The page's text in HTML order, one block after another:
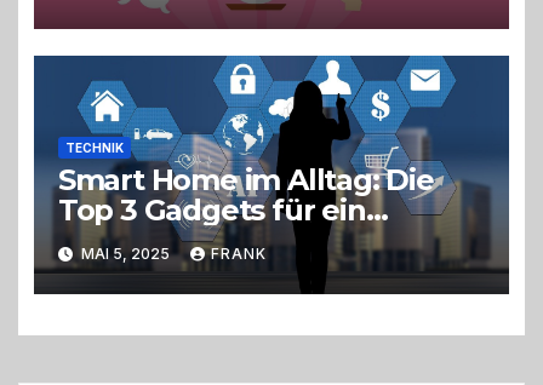
TECHNIK
Smart Home im Alltag: Die
Top 3 Gadgets für ein
einfacheres Leben
MAI 5, 2025 FRANK